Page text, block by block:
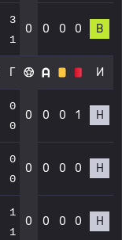
3
1
0 0 0 0 В
Г И
0
0
0 0 0 1 Н
0
0
0 0 0 0 Н
1
1
0 0 0 0 Н